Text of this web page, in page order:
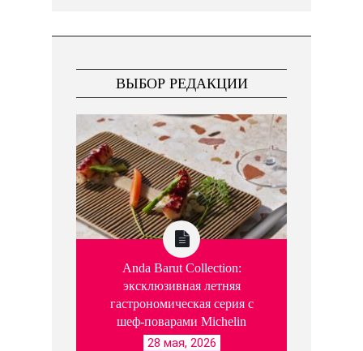
ВЫБОР РЕДАКЦИИ
Anda Barut Collection:
эксклюзивная летняя
гастрономическая серия с
шеф-поварами Michelin
28 мая, 2026